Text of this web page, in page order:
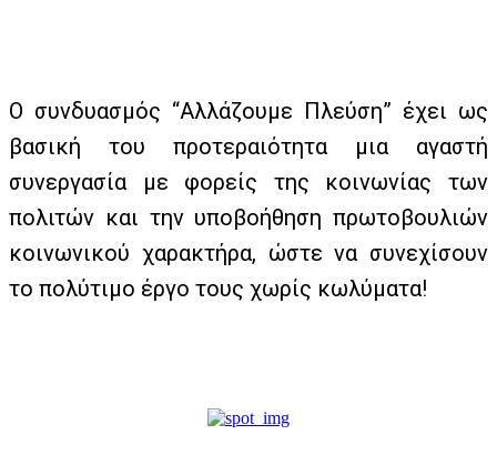
Ο συνδυασμός “Αλλάζουμε Πλεύση” έχει ως
βασική του προτεραιότητα μια αγαστή
συνεργασία με φορείς της κοινωνίας των
πολιτών και την υποβοήθηση πρωτοβουλιών
κοινωνικού χαρακτήρα, ώστε να συνεχίσουν
το πολύτιμο έργο τους χωρίς κωλύματα!